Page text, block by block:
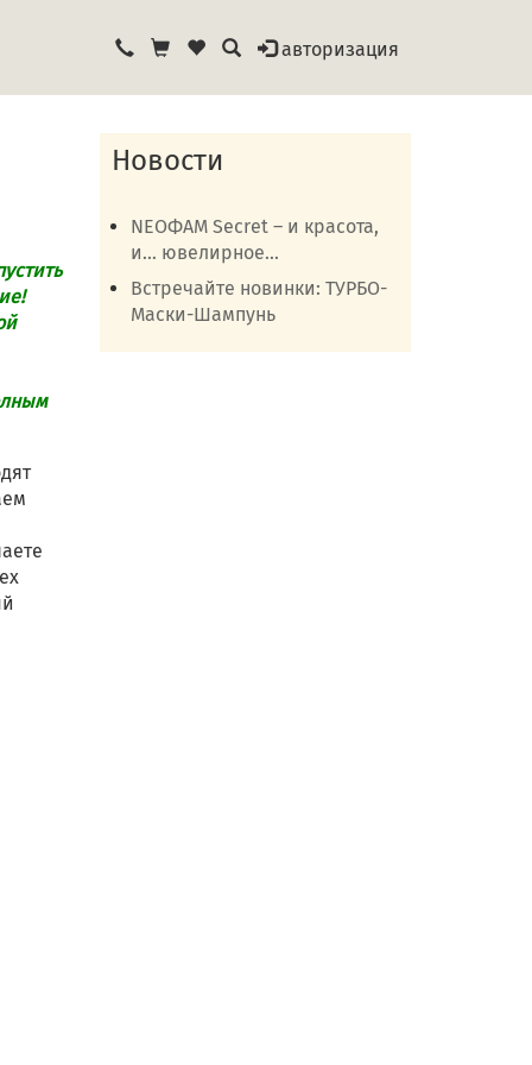
авторизация
Новости
NEOФАМ Secret – и красота,
и… ювелирное...
Встречайте новинки: ТУРБО-
Маски-Шампунь